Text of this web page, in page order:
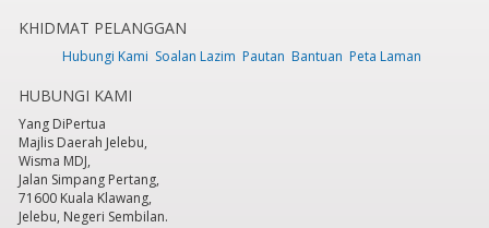
KHIDMAT PELANGGAN
Hubungi Kami Soalan Lazim Pautan Bantuan Peta Laman
HUBUNGI KAMI
Yang DiPertua
Majlis Daerah Jelebu,
Wisma MDJ,
Jalan Simpang Pertang,
71600 Kuala Klawang,
Jelebu, Negeri Sembilan.